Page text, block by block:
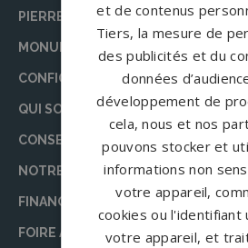
PIERRE TOMBALE
MONUMENT FUNÉRAIRE
CONFIGURATEUR
QUI SOMMES-NOUS ?
CONSEILS
NOTRE ÉQUIPE DE RÉDACTION
FINANCEMENT DES OBSÈQUES
FOIRE AUX QUESTIONS (FAQ)
et de contenus
Tiers, la mesure de
des publicités et du
données
développement de
cela, nous et nos
pouvons stocker et
informations non
votre appareil,
cookies ou l'identifiant
votre appareil, et